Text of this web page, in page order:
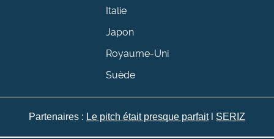
Italie
Japon
Royaume-Uni
Suède
Partenaires : Le pitch était presque parfaitl SERIZ